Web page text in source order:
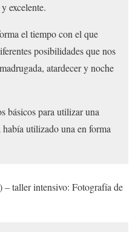
excelente.
el tiempo con el que
posibilidades que nos
atardecer y noche
básicos para utilizar una
utilizado una en forma
taller intensivo: Fotografía de